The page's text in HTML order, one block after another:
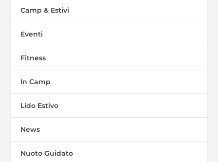
Camp & Estivi
Eventi
Fitness
In Camp
Lido Estivo
News
Nuoto Guidato